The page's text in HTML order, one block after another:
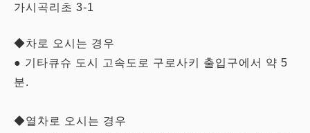
가시곡리초 3-1
◆차로 오시는 경우
● 기타큐슈 도시 고속도로 구로사키 출입구에서 약 5
분.
◆열차로 오시는 경우